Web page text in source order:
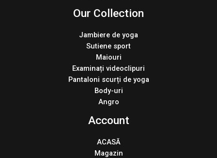
Our Collection
Jambiere de yoga
Sutiene sport
Maiouri
Examinați videoclipuri
Pantaloni scurți de yoga
Body-uri
Angro
Account
ACASĂ
Magazin